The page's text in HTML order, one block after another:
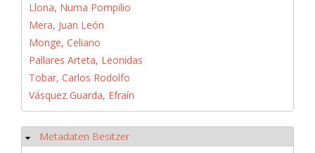
Llona, Numa Pompilio
Mera, Juan León
Monge, Celiano
Pallares Arteta, Leonidas
Tobar, Carlos Rodolfo
Vásquez Guarda, Efraín
Ausblenden
Metadaten Besitzer